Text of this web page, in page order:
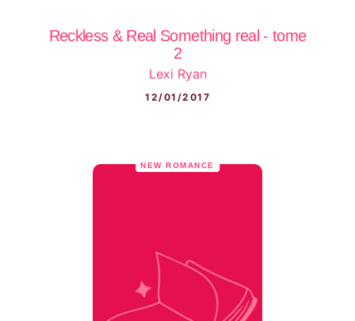
Reckless & Real Something real - tome
2
Lexi Ryan
12/01/2017
NEW ROMANCE